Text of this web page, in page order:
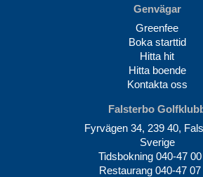
Genvägar
Greenfee
Boka starttid
Hitta hit
Hitta boende
Kontakta oss
Falsterbo
Fyrvägen 34, 239 40,
Sverige
Tidsbokning040-47
Restaurang040-47 07